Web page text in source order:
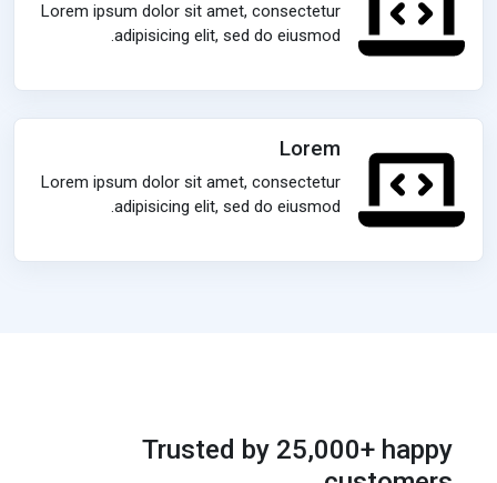
Lorem ipsum dolor sit amet, consectetur
adipisicing elit, sed do eiusmod.
Lorem
Lorem ipsum dolor sit amet, consectetur
adipisicing elit, sed do eiusmod.
Trusted by 25,000+ happy